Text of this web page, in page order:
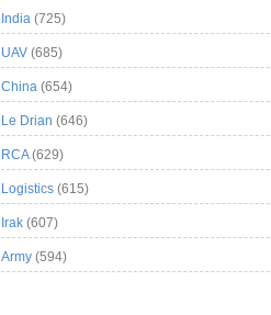
India (725)
UAV (685)
China (654)
Le Drian (646)
RCA(629)
Logistics (615)
Irak (607)
Army (594)